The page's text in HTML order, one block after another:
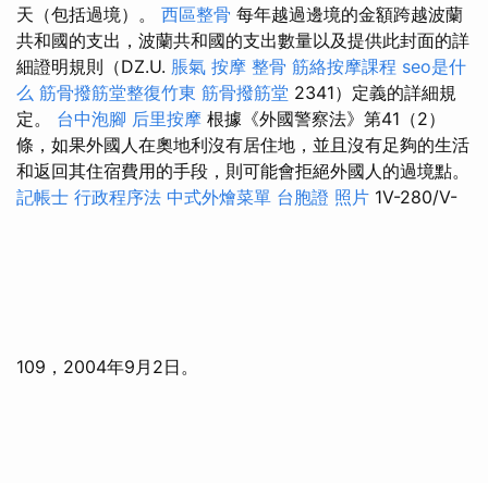
天（包括過境）。 西區整骨 每年越過邊境的金額跨越波蘭
共和國的支出，波蘭共和國的支出數量以及提供此封面的詳
細證明規則（DZ.U. 脹氣 按摩 整骨 筋絡按摩課程 seo是什
么 筋骨撥筋堂整復竹東 筋骨撥筋堂 2341）定義的詳細規
定。 台中泡腳 后里按摩 根據《外國警察法》第41（2）
條，如果外國人在奧地利沒有居住地，並且沒有足夠的生活
和返回其住宿費用的手段，則可能會拒絕外國人的過境點。
記帳士 行政程序法 中式外燴菜單 台胞證 照片 1V-280/V-
109，2004年9月2日。